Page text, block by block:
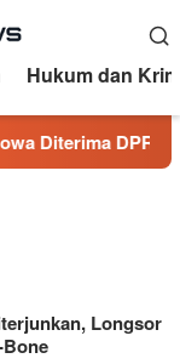
Hukum dan
DPRD,
Longsor